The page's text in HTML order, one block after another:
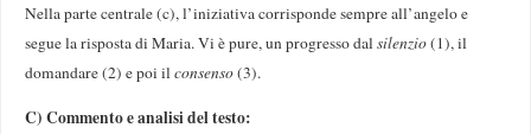
Nella parte centrale (c), l’iniziativa corrisponde sempre all’angelo e
segue la risposta di Maria. Vi è pure, un progresso dalsilenzio(1), il
domandare (2) e poi ilconsenso(3).
C) Commento e analisi del testo: